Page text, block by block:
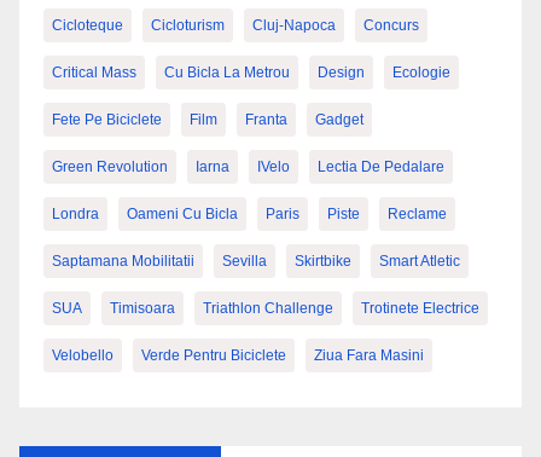
Cicloteque Cicloturism Cluj-Napoca Concurs
Critical Mass Cu Bicla La Metrou Design Ecologie
Fete Pe Biciclete Film Franta Gadget
Green Revolution Iarna IVelo Lectia De Pedalare
Londra Oameni Cu Bicla Paris Piste Reclame
Saptamana Mobilitatii Sevilla Skirtbike Smart Atletic
SUA Timisoara Triathlon Challenge Trotinete Electrice
Velobello Verde Pentru Biciclete Ziua Fara Masini